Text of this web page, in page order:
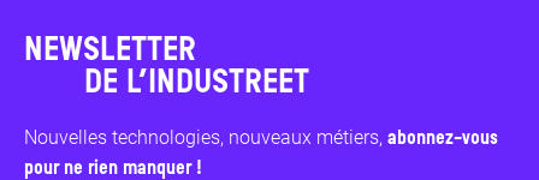
NEWSLETTER
DE L’INDUSTREET
Nouvelles technologies, nouveaux métiers, abonnez-vous
pour ne rien manquer !